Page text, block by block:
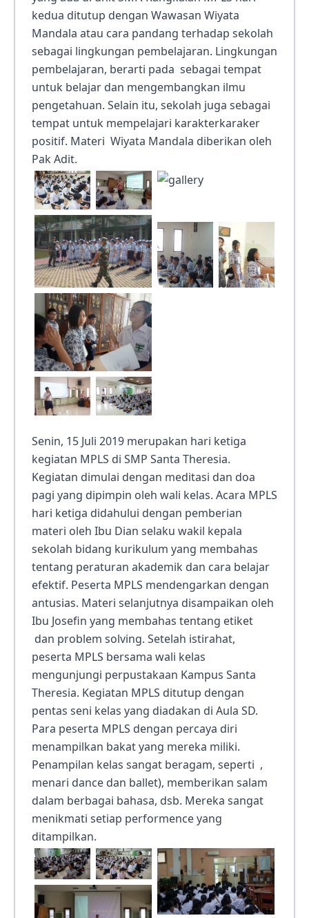
kedua ditutup dengan Wawasan Wiyata
Mandala atau cara pandang terhadap sekolah
sebagai lingkungan pembelajaran. Lingkungan
pembelajaran, berarti pada sebagai tempat
untuk belajar dan mengembangkan ilmu
pengetahuan. Selain itu, sekolah juga sebagai
tempat untuk mempelajari karakterkaraker
positif. Materi Wiyata Mandala diberikan oleh
Pak Adit.
Senin, 15 Juli 2019 merupakan hari ketiga
kegiatan MPLS di SMP Santa Theresia.
Kegiatan dimulai dengan meditasi dan doa
pagi yang dipimpin oleh wali kelas. Acara MPLS
hari ketiga didahului dengan pemberian
materi oleh Ibu Dian selaku wakil kepala
sekolah bidang kurikulum yang membahas
tentang peraturan akademik dan cara belajar
efektif. Peserta MPLS mendengarkan dengan
antusias. Materi selanjutnya disampaikan oleh
Ibu Josefin yang membahas tentang etiket
dan problem solving. Setelah istirahat,
peserta MPLS bersama wali kelas
mengunjungi perpustakaan Kampus Santa
Theresia. Kegiatan MPLS ditutup dengan
pentas seni kelas yang diadakan di Aula SD.
Para peserta MPLS dengan percaya diri
menampilkan bakat yang mereka miliki.
Penampilan kelas sangat beragam, seperti ,
menari dance dan ballet), memberikan salam
dalam berbagai bahasa, dsb. Mereka sangat
menikmati setiap performence yang
ditampilkan.